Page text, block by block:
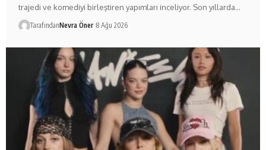
trajedi ve komediyi birleştiren yapımları inceliyor. Son yıllarda…
TarafındanNevra Öner 8 Ağu 2026